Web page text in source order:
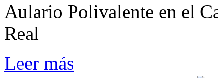
Aulario Polivalente en el
Real
Leer más